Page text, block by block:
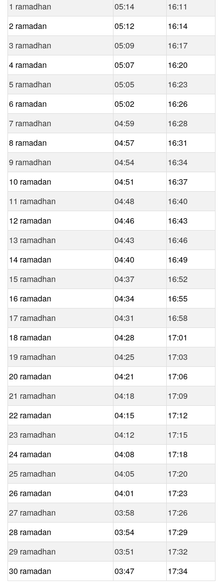
1 ramadhan
05:14
16:11
2 ramadan
05:12
16:14
3 ramadhan
05:09
16:17
4 ramadan
05:07
16:20
5 ramadhan
05:05
16:23
6 ramadan
05:02
16:26
7 ramadhan
04:59
16:28
8 ramadan
04:57
16:31
9 ramadhan
04:54
16:34
10 ramadan
04:51
16:37
11 ramadhan
04:48
16:40
12 ramadan
04:46
16:43
13 ramadhan
04:43
16:46
14 ramadan
04:40
16:49
15 ramadhan
04:37
16:52
16 ramadan
04:34
16:55
17 ramadhan
04:31
16:58
18 ramadan
04:28
17:01
19 ramadhan
04:25
17:03
20 ramadan
04:21
17:06
21 ramadhan
04:18
17:09
22 ramadan
04:15
17:12
23 ramadhan
04:12
17:15
24 ramadan
04:08
17:18
25 ramadhan
04:05
17:20
26 ramadan
04:01
17:23
27 ramadhan
03:58
17:26
28 ramadan
03:54
17:29
29 ramadhan
03:51
17:32
30 ramadan
03:47 17:34